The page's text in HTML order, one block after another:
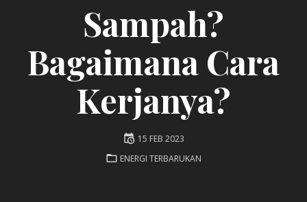
Sampah?
Bagaimana Cara
Kerjanya?
Posted
on
15 FEB 2023
POSTED
ENERGI TERBARUKAN